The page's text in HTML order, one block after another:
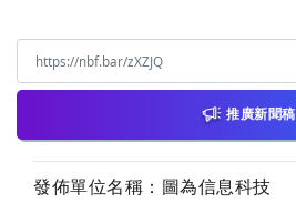
推廣新聞稿
發佈單位名稱：圖為信息科技